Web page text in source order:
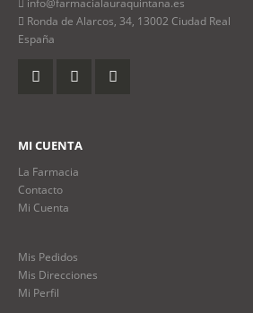
info@farmacialauraquintana.es
Ronda de Alarcos, 34, 13002 Ciudad Real
España
MI CUENTA
La Farmacia
Contacto
Mi Cuenta
Mis Pedidos
Mis Direcciones
Mi Perfil